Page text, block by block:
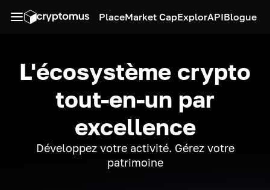
PlaceMarket CapExplorAPIBlogue
L'écosystème crypto
tout-en-un par
excellence
Développez votre activité. Gérez votre
patrimoine